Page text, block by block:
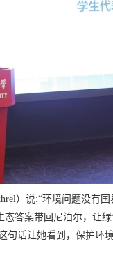
）说:“环境问题没有国
答案带回尼泊尔，让
句话让她看到，保护环